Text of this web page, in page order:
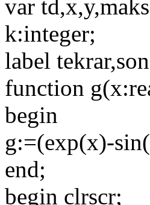
var
k:integer;
label
function
begin
g:=(exp(x)-
end;
begin clrscr;